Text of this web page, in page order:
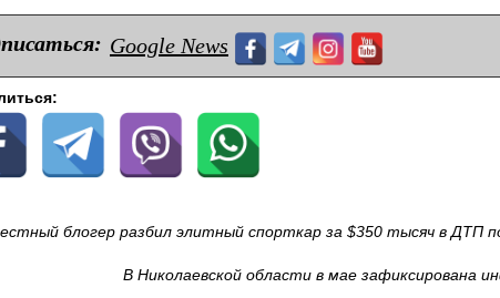
Google News
блогер разбил элитный спорткар за $350 тысяч в ДТП
В Николаевской области в мае зафиксирована